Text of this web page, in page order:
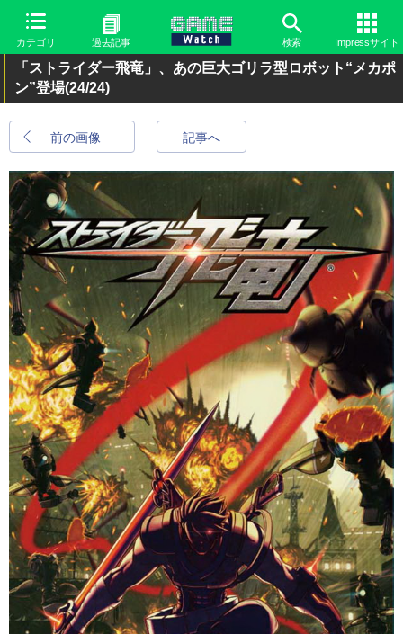
カテゴリ 過去記事 検索 Impressサイト
「ストライダー飛竜」、あの巨大ゴリラ型ロボット“メカポ
ン”登場(24/24)
前の画像 記事へ